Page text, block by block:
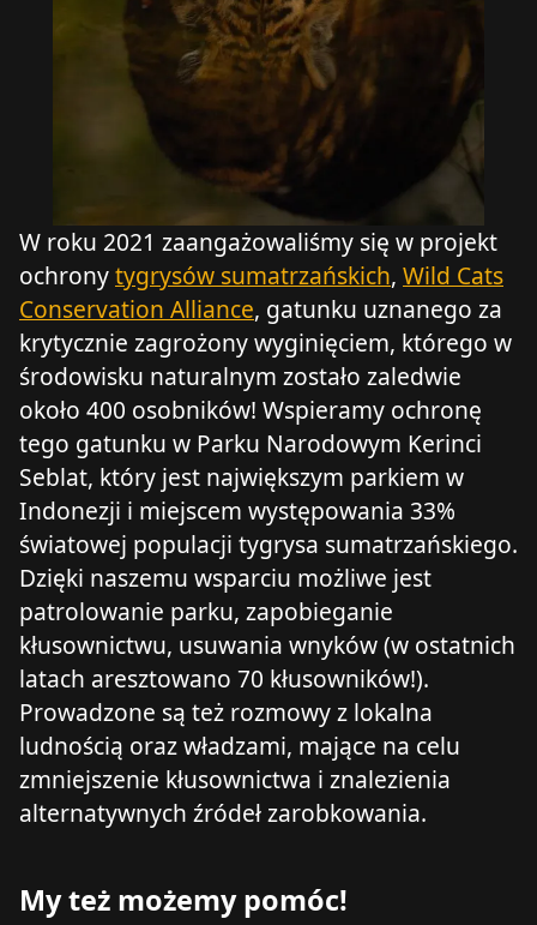
W roku 2021 zaangażowaliśmy się w projekt
ochronytygrysów sumatrzańskich, Wild Cats
Conservation Alliance, gatunku uznanego za
krytycznie zagrożony wyginięciem, którego w
środowisku naturalnym zostało zaledwie
około 400 osobników! Wspieramy ochronę
tego gatunku w Parku Narodowym Kerinci
Seblat, który jest największym parkiem w
Indonezji i miejscem występowania 33%
światowej populacji tygrysa sumatrzańskiego.
Dzięki naszemu wsparciu możliwe jest
patrolowanie parku, zapobieganie
kłusownictwu, usuwania wnyków (w ostatnich
latach aresztowano 70 kłusowników!).
Prowadzone są też rozmowy z lokalna
ludnością oraz władzami, mające na celu
zmniejszenie kłusownictwa i znalezienia
alternatywnych źródeł zarobkowania.
My też możemy pomóc!